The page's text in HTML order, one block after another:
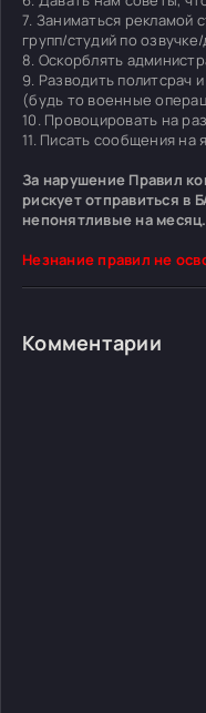
7. Заниматься рекламой
групп/студий по
8. Оскорблять
9. Разводить политсрач
(будь то военные
10. Провоцировать на
11. Писать сообщения на
За нарушение Правил
рискует отправиться в
непонятливые на месяц.
Незнание правил не
Комментарии